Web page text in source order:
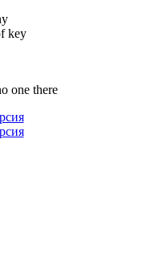
key
one there